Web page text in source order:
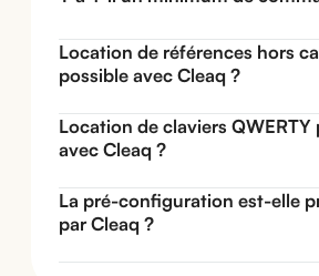
Location de références hors
possible avec Cleaq ?
Location de claviers QWERTY
avec Cleaq ?
La pré-configuration est-elle
par Cleaq ?